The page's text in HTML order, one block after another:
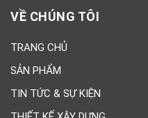
VỀ CHÚNG TÔI
TRANG CHỦ
SẢN PHẨM
TIN TỨC & SỰ KIỆN